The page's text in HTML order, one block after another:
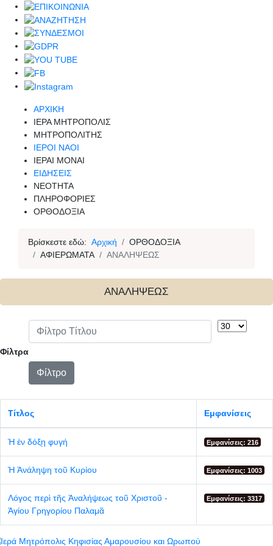
ΑΡΧΙΚΗ
ΙΕΡΑ ΜΗΤΡΟΠΟΛΙΣ
ΜΗΤΡΟΠΟΛΙΤΗΣ
ΙΕΡΟΙ ΝΑΟΙ
ΙΕΡΑΙ ΜΟΝΑΙ
ΕΙΔΗΣΕΙΣ
ΝΕΟΤΗΤΑ
ΠΛΗΡΟΦΟΡΙΕΣ
ΟΡΘΟΔΟΞΙΑ
Βρίσκεστε εδώ: Αρχική
ΟΡΘΟΔΟΞΙΑ
ΑΦΙΕΡΩΜΑΤΑ
ΑΝΑΛΗΨΕΩΣ
ΑΝΑΛΗΨΕΩΣ
Φίλτρα
Φίλτρο Τίτλου Εμφάνιση #
Φίλτρο
Τίτλος Εμφανίσεις
Ἡ ἐν δόξῃ φυγή Εμφανίσεις: 216
Ἡ Ἀνάληψη τοῦ Κυρίου Εμφανίσεις: 1003
Λόγος περὶ τῆς Ἀναλήψεως τοῦ Χριστοῦ -
Ἁγίου Γρηγορίου Παλαμᾶ
Εμφανίσεις: 3317